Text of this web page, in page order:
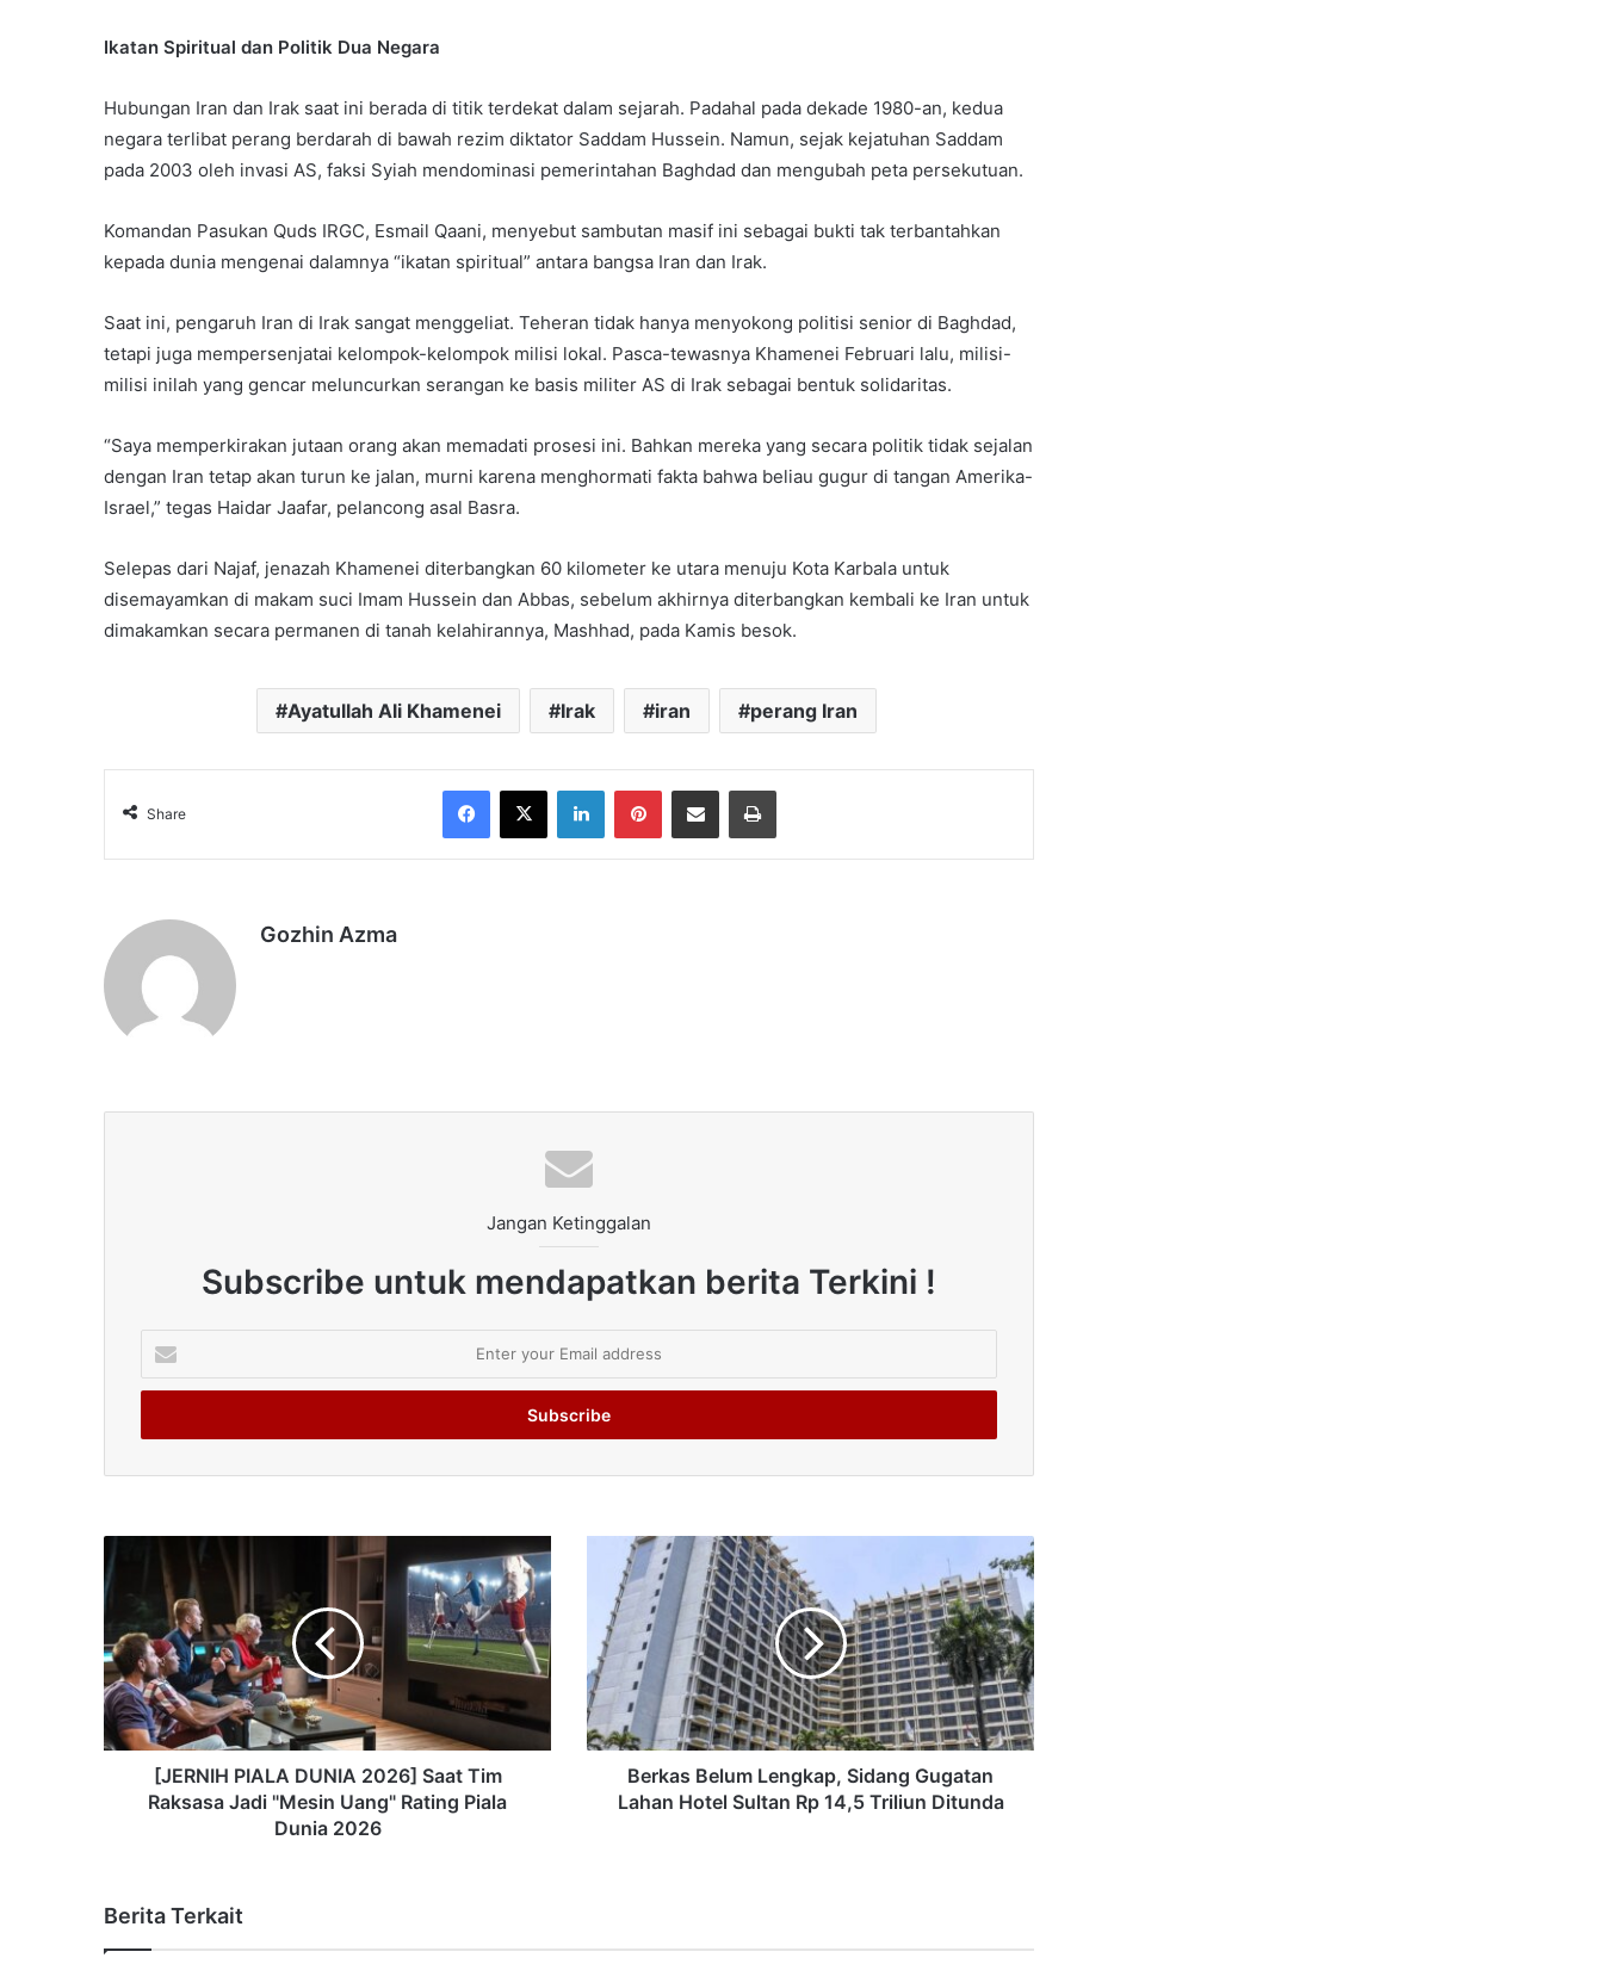
Ikatan Spiritual dan Politik Dua Negara
Hubungan Iran dan Irak saat ini berada di titik terdekat dalam sejarah. Padahal pada dekade 1980-an, kedua
negara terlibat perang berdarah di bawah rezim diktator Saddam Hussein. Namun, sejak kejatuhan Saddam
pada 2003 oleh invasi AS, faksi Syiah mendominasi pemerintahan Baghdad dan mengubah peta persekutuan.
Komandan Pasukan Quds IRGC, Esmail Qaani, menyebut sambutan masif ini sebagai bukti tak terbantahkan
kepada dunia mengenai dalamnya “ikatan spiritual” antara bangsa Iran dan Irak.
Saat ini, pengaruh Iran di Irak sangat menggeliat. Teheran tidak hanya menyokong politisi senior di Baghdad,
tetapi juga mempersenjatai kelompok-kelompok milisi lokal. Pasca-tewasnya Khamenei Februari lalu, milisi-
milisi inilah yang gencar meluncurkan serangan ke basis militer AS di Irak sebagai bentuk solidaritas.
“Saya memperkirakan jutaan orang akan memadati prosesi ini. Bahkan mereka yang secara politik tidak sejalan
dengan Iran tetap akan turun ke jalan, murni karena menghormati fakta bahwa beliau gugur di tangan Amerika-
Israel,” tegas Haidar Jaafar, pelancong asal Basra.
Selepas dari Najaf, jenazah Khamenei diterbangkan 60 kilometer ke utara menuju Kota Karbala untuk
disemayamkan di makam suci Imam Hussein dan Abbas, sebelum akhirnya diterbangkan kembali ke Iran untuk
dimakamkan secara permanen di tanah kelahirannya, Mashhad, pada Kamis besok.
Ayatullah Ali Khamenei Irak iran perang Iran
Share
Facebook
X LinkedInPinterestShare via Email Print
Gozhin Azma
Jangan Ketinggalan
Subscribe untuk mendapatkan berita Terkini !
your
Email
[JERNIH PIALA DUNIA 2026] Saat Tim
Raksasa Jadi "Mesin Uang" Rating Piala
Dunia 2026
Berkas Belum Lengkap, Sidang Gugatan
Lahan Hotel Sultan Rp 14,5 Triliun Ditunda
Berita Terkait